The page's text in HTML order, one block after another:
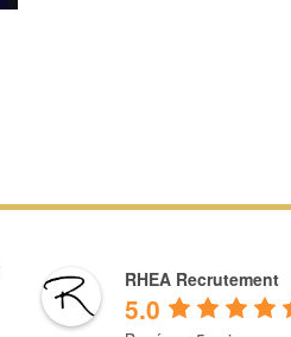
RHEA Recrutement
5.0